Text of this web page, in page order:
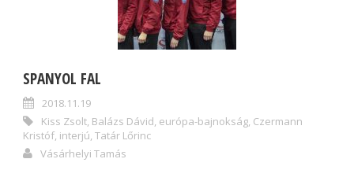
SPANYOL FAL
2018.11.19
Kiss Zsolt, Balázs Dávid, európa-bajnokság, Czermann
Kristóf, interjú, Tatár Lőrinc
Vásárhelyi Tamás